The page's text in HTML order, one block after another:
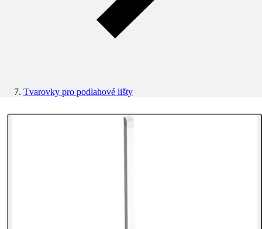
Tvarovky pro podlahové lišty